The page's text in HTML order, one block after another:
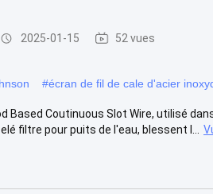
2025-01-15 52 vues
#écran de fil de cale d'acier
Based Coutinuous Slot Wire, utilisé
filtre pour puits de l'eau, blessent l...